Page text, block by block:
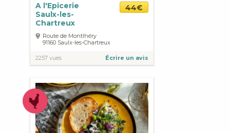
A l'Epicerie
Saulx-les-
Chartreux
44€
Route de Montlhéry
91160 Saulx-les-Chartreux
2257 vues Écrire un avis